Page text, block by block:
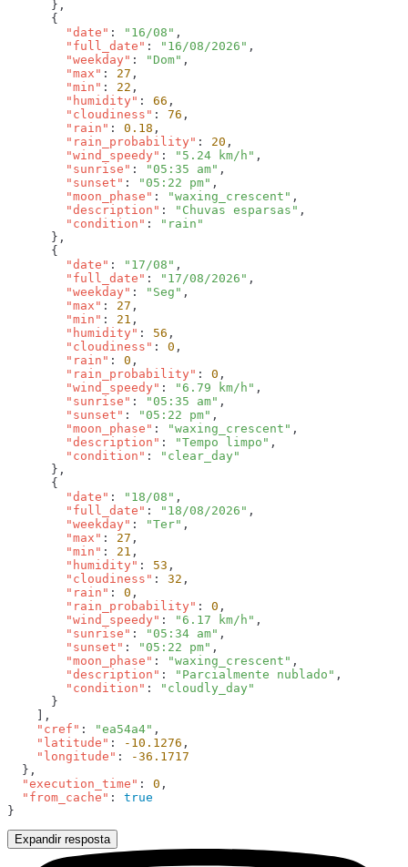
        "date"
: "16/08"
        "full_date"
: "16/08/2026"
        "weekday"
: "Dom"
        "max"
: 27
        "min"
: 22
        "humidity"
: 66
        "cloudiness"
: 76
        "rain"
: 0.18
        "rain_probability"
: 20
        "wind_speedy"
: "5.24 km/h"
        "sunrise"
: "05:35 am"
        "sunset"
: "05:22 pm"
        "moon_phase"
: "waxing_crescent"
        "description"
: "Chuvas esparsas"
        "condition"
:
        "date"
: "17/08"
        "full_date"
: "17/08/2026"
        "weekday"
: "Seg"
        "max"
: 27
        "min"
: 21
        "humidity"
: 56
        "cloudiness"
: 0
        "rain"
: 0
        "rain_probability"
: 0
        "wind_speedy"
: "6.79 km/h"
        "sunrise"
: "05:35 am"
        "sunset"
: "05:22 pm"
        "moon_phase"
: "waxing_crescent"
        "description"
: "Tempo limpo"
        "condition"
:
        "date"
: "18/08"
        "full_date"
: "18/08/2026"
        "weekday"
: "Ter"
        "max"
: 27
        "min"
: 21
        "humidity"
: 53
        "cloudiness"
: 32
        "rain"
: 0
        "rain_probability"
: 0
        "wind_speedy"
: "6.17 km/h"
        "sunrise"
: "05:34 am"
        "sunset"
: "05:22 pm"
        "moon_phase"
: "waxing_crescent"
        "description"
: "Parcialmente nublado"
        "condition"
:
    "cref"
: "ea54a4"
    "latitude"
: -10.1276
    "longitude"
:
  "execution_time"
: 0
  "from_cache"
:
Expandir resposta